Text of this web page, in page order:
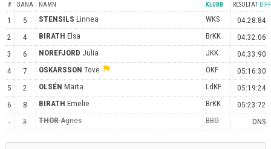
# BANA NAMN KLUBB RESULTAT
1 5 STENSILS Linnea WKS
04:28:84
2
4 BIRATH Elsa BrKK
04:32:06
3
6 NOREFJORD Julia JKK
04:33:90
4
7 OSKARSSON Tove flag ÖKF
05:16:30
5
2 OLSÉN Märta LdKF
05:19:24
6
8 BIRATH Emelie BrKK
05:23:72
-
3 THOR Agnes BBO DNS